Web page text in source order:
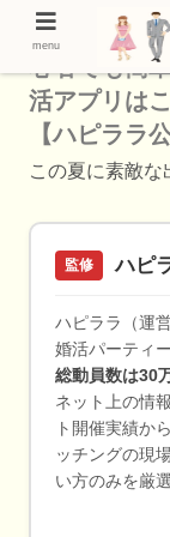
【最新】赤
心者でも簡
活アプリは
【ハピララ
この夏に素敵
監修 ハピ
ハピララ（運
婚活パーティ
総動員数は30
ネット上の情
ト開催実績か
ッチングの現
い方のみを厳
menu